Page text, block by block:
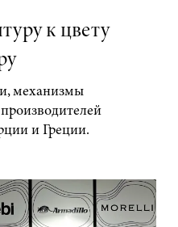
к цвету
механизмы
и Греции.